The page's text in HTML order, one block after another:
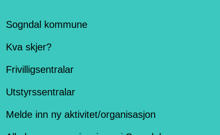
Sogndal kommune
Kva skjer?
Frivilligsentralar
Utstyrssentralar
Melde inn ny aktivitet/organisasjon